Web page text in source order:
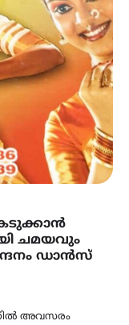
ചമയവും
ഡാൻസ്
അവസരം